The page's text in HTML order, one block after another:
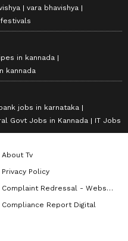
vara bhavishya
in kannada
kannada
jobs in karnataka
Govt Jobs in Kannada IT Jobs
About Tv
Privacy Policy
Complaint Redressal - Website
Compliance Report Digital